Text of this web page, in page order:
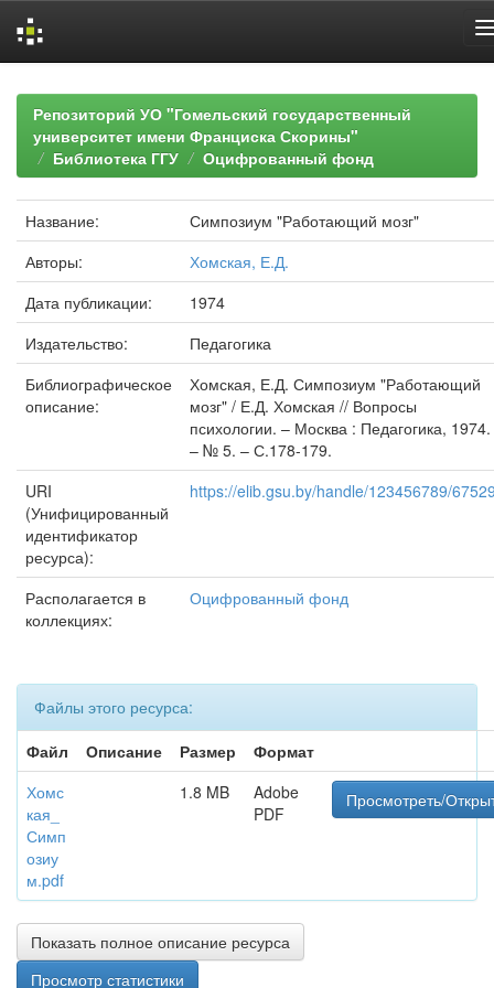
navigationРепозиторий УО "Гомельский государственный
университет имени Франциска Скорины"
Библиотека ГГУ
Оцифрованный фонд
Название:
Симпозиум "Работающий мозг"
Авторы:
Хомская, Е.Д.
Дата публикации:
1974
Издательство:
Педагогика
Библиографическое
описание:
Хомская, Е.Д. Симпозиум "Работающий
мозг" / Е.Д. Хомская // Вопросы
психологии. – Москва : Педагогика, 1974.
– № 5. – С.178-179.
URI
(Унифицированный
идентификатор
ресурса):
https://elib.gsu.by/handle/123456789/
Располагается в
коллекциях:
Оцифрованный фонд
Файлы этого ресурса:
Файл
Описание Размер
Формат
Хомс
кая_
Симп
озиу
м.pdf
1.8 MB
Adobe
PDF
Просмотреть/
Показать полное описание ресурса
Просмотр статистики